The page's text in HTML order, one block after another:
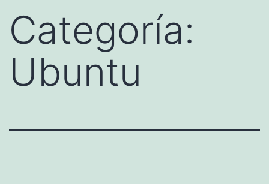
Categoría:
Ubuntu